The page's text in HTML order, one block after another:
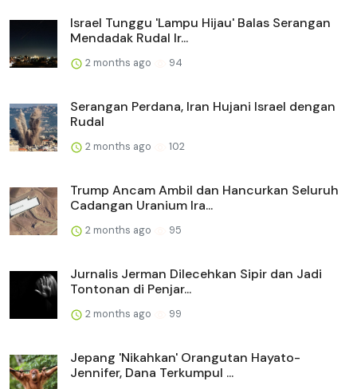
Israel Tunggu 'Lampu Hijau' Balas Serangan
Mendadak Rudal Ir...
2 months ago 94
Serangan Perdana, Iran Hujani Israel dengan
Rudal
2 months ago 102
Trump Ancam Ambil dan Hancurkan Seluruh
Cadangan Uranium Ira...
2 months ago 95
Jurnalis Jerman Dilecehkan Sipir dan Jadi
Tontonan di Penjar...
2 months ago 99
Jepang 'Nikahkan' Orangutan Hayato-
Jennifer, Dana Terkumpul ...